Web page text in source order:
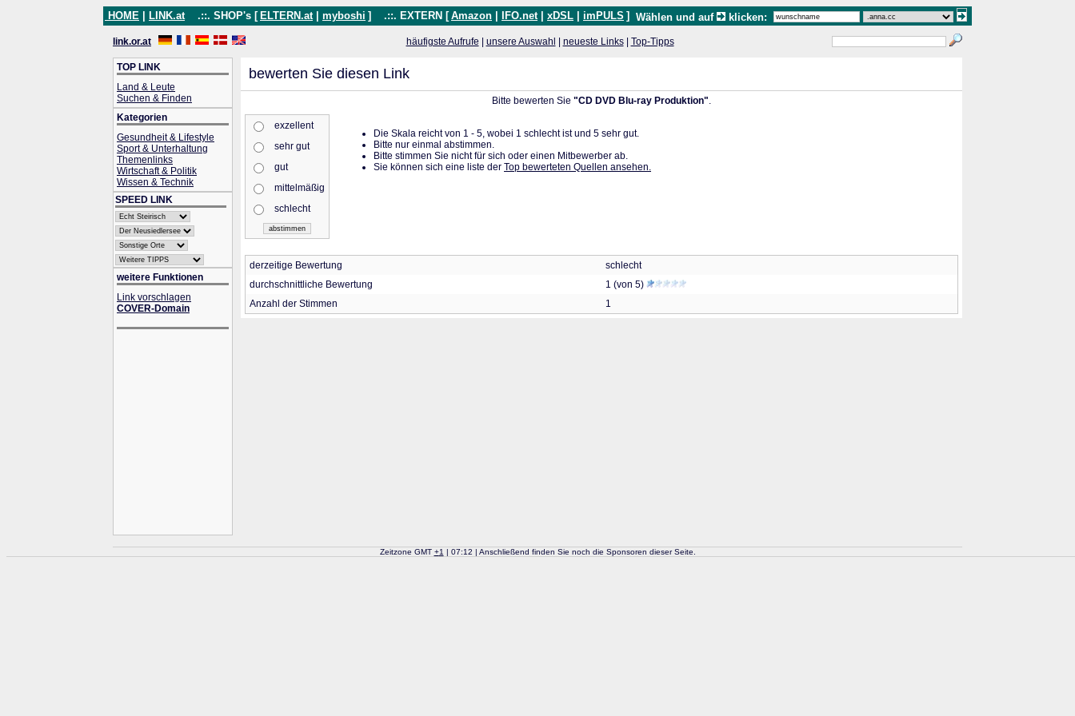
HOME LINK.at .::. SHOP's [ ELTERN.at myboshi ] .::. EXTERN [ Amazon IFO.net xDSL imPULS ] Wählen und auf klicken:
link.or.at häufigste Aufrufe unsere Auswahl neueste Links| Top-Tipps
TOP LINK
Land & Leute
Suchen & Finden
Kategorien
Gesundheit & Lifestyle
Sport & Unterhaltung
Themenlinks
Wirtschaft & Politik
Wissen & Technik
SPEED LINK
weitere Funktionen
Link vorschlagen
COVER-Domain
bewerten Sie diesen Link
Bitte bewerten Sie "CD DVD Blu-ray Produktion".
exzellent
sehr gut
gut
mittelmäßig
schlecht
Die Skala reicht von 1 - 5, wobei 1 schlecht ist und 5 sehr gut.
Bitte nur einmal abstimmen.
Bitte stimmen Sie nicht für sich oder einen Mitbewerber ab.
Sie können sich eine liste der Top bewerteten Quellen ansehen.
derzeitige Bewertung
schlecht
durchschnittliche Bewertung
1 (von 5)
Anzahl der Stimmen
1
Zeitzone GMT +1 | 07:12 | Anschließend finden Sie noch die Sponsoren dieser Seite.